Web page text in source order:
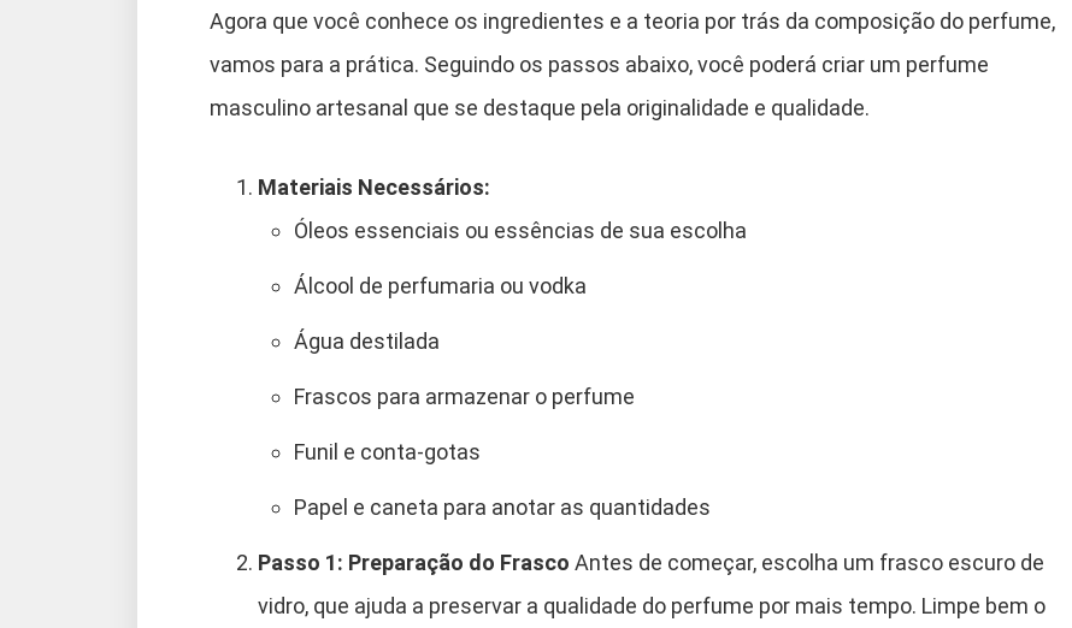
Agora que você conhece os ingredientes e a teoria por trás da composição do perfume,
vamos para a prática. Seguindo os passos abaixo, você poderá criar um perfume
masculino artesanal que se destaque pela originalidade e qualidade.
Materiais Necessários:
Óleos essenciais ou essências de sua escolha
Álcool de perfumaria ou vodka
Água destilada
Frascos para armazenar o perfume
Funil e conta-gotas
Papel e caneta para anotar as quantidades
Passo 1: Preparação do Frasco Antes de começar, escolha um frasco escuro de
vidro, que ajuda a preservar a qualidade do perfume por mais tempo. Limpe bem o